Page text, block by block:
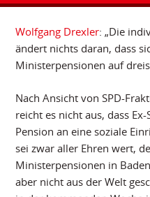
Wolfgang Drexler: „Die
ändert nichts daran, dass
Ministerpensionen auf
Nach Ansicht von SPD-
reicht es nicht aus, dass
Pension an eine soziale
sei zwar aller Ehren wert,
Ministerpensionen in
aber nicht aus der Welt